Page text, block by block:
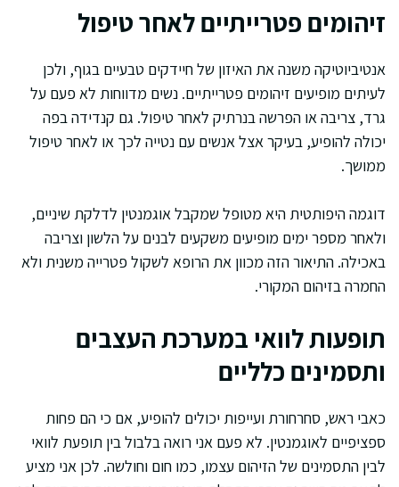
זיהומים פטרייתיים לאחר טיפול
אנטיביוטיקה משנה את האיזון של חיידקים טבעיים בגוף, ולכן
לעיתים מופיעים זיהומים פטרייתיים. נשים מדווחות לא פעם על
גרד, צריבה או הפרשה בנרתיק לאחר טיפול. גם קנדידה בפה
יכולה להופיע, בעיקר אצל אנשים עם נטייה לכך או לאחר טיפול
ממושך.
דוגמה היפותטית היא מטופל שמקבל אוגמנטין לדלקת שיניים,
ולאחר מספר ימים מופיעים משקעים לבנים על הלשון וצריבה
באכילה. התיאור הזה מכוון את הרופא לשקול פטרייה משנית ולא
החמרה בזיהום המקורי.
תופעות לוואי במערכת העצבים
ותסמינים כלליים
כאבי ראש, סחרחורת ועייפות יכולים להופיע, אם כי הם פחות
ספציפיים לאוגמנטין. לא פעם אני רואה בלבול בין תופעת לוואי
לבין התסמינים של הזיהום עצמו, כמו חום וחולשה. לכן אני מציע